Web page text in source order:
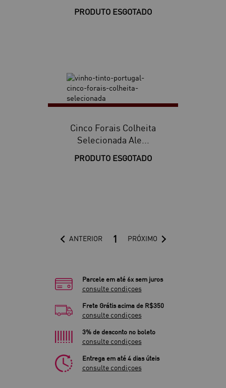
PRODUTO ESGOTADO
Cinco Forais Colheita
Selecionada Ale...
PRODUTO ESGOTADO
ANTERIOR 1 PRÓXIMO
Parcele em até 6x sem juros
consulte condiçoes
Frete Grátis acima de R$350
consulte condiçoes
3% de desconto no boleto
consulte condiçoes
Entrega em até 4 dias úteis
consulte condiçoes